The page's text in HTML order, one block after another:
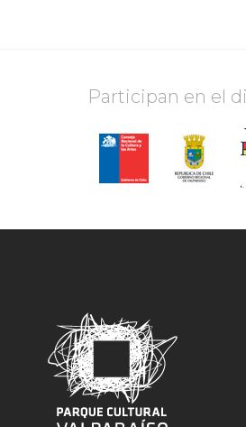
Participan en el